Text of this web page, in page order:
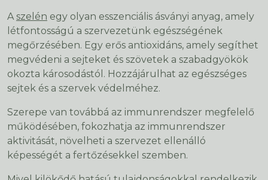
Aszelén egy olyan esszenciális ásványi anyag, amely
létfontosságú a szervezetünk egészségének
megőrzésében. Egy erős antioxidáns, amely segíthet
megvédeni a sejteket és szövetek a szabadgyökök
okozta károsodástól. Hozzájárulhat az egészséges
sejtek és a szervek védelméhez.
Szerepe van továbbá az immunrendszer megfelelő
működésében, fokozhatja az immunrendszer
aktivitását, növelheti a szervezet ellenálló
képességét a fertőzésekkel szemben.